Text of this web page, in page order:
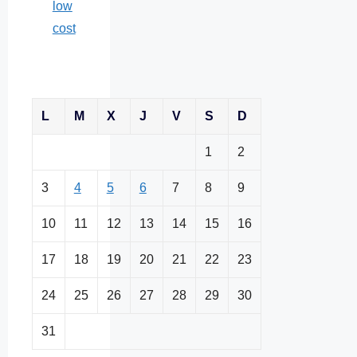
low
cost
L M X J V S D
1 2
3 4 5 6 7 8 9
10 11 12 13 14 15 16
17 18 19 20 21 22 23
24 25 26 27 28 29 30
31